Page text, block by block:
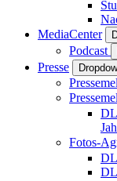
MediaCenter
Podcast
Presse
Fotos-